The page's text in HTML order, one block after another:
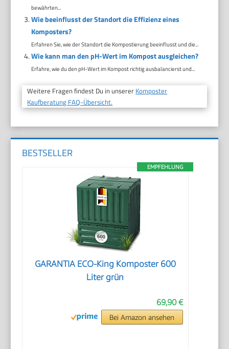
bewährten...
Wie beeinflusst der Standort die Effizienz eines
Komposters?
Erfahren Sie, wie der Standort die Kompostierung beeinflusst und die...
Wie kann man den pH-Wert im Kompost ausgleichen?
Erfahre, wie du den pH-Wert im Kompost richtig ausbalancierst und...
Weitere Fragen findest Du in unserer Komposter
Kaufberatung FAQ-Übersicht.
BESTSELLER
EMPFEHLUNG
GARANTIA ECO-King Komposter 600
Liter grün
69,90 €
Bei Amazon ansehen